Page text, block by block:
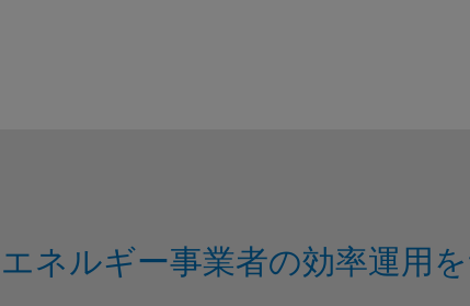
エネルギー事業者の効率運用